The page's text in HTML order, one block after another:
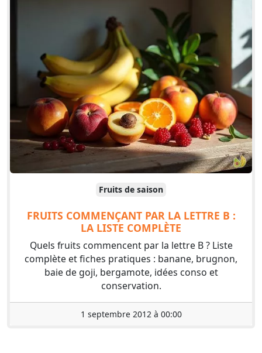
Fruits de saison
FRUITS COMMENÇANT PAR LA LETTRE B :
LA LISTE COMPLÈTE
Quels fruits commencent par la lettre B ? Liste
complète et fiches pratiques : banane, brugnon,
baie de goji, bergamote, idées conso et
conservation.
1 septembre 2012 à 00:00